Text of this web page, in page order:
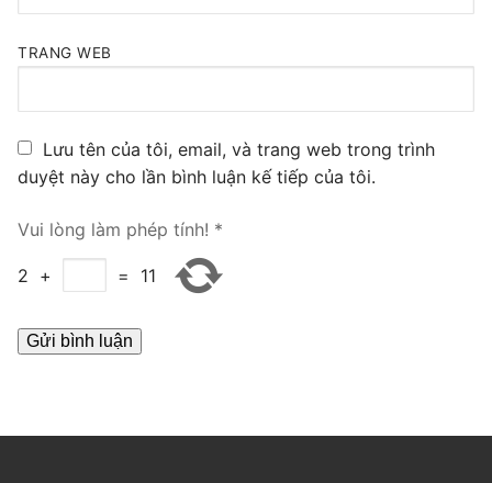
VoIP GSM / 3G / 4G Gateways
E1 / T1 / PRI VoIP Gateway
PRI VoIP Gateway TE100
PRI VoIP Gateway TE200
HƯỚNG DẪN
TRANG WEB
Lưu tên của tôi, email, và trang web trong trình
duyệt này cho lần bình luận kế tiếp của tôi.
Vui lòng làm phép tính! *
2 + = 11